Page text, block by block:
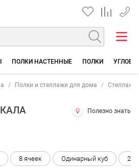
+7
ПОЛКИ НАСТЕННЫЕ ПОЛКИ
Полки и стеллажи для дома Стеллажи
Полезно знать
8 ячеек Одинарный куб 2